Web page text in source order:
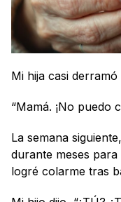
Mi hija casi derramó
“Mamá. ¡No puedo
La semana
durante meses
logré colarme tras